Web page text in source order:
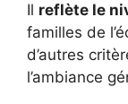
Il reflète le
familles de
d’autres
l’ambiance